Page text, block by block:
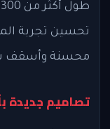
تحسين تجربة
محسنة وأسقف
تصاميم جديدة